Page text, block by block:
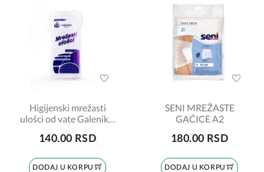
Higijenski mrežasti
ulošci od vate Galenika,
140.00 RSD
DODAJ U KORPU
SENI MREŽASTE
GAĆICE A2
180.00 RSD
DODAJ U KORPU